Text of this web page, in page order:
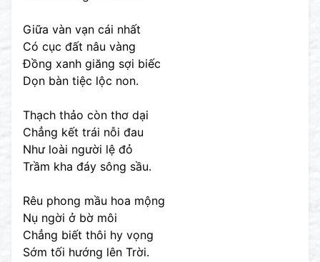
Giữa vàn vạn cái nhất
Có cục đất nâu vàng
Đồng xanh giăng sợi biếc
Dọn bàn tiệc lộc non.
Thạch thảo còn thơ dại
Chẳng kết trái nỗi đau
Như loài người lệ đỏ
Trầm kha đáy sông sầu.
Rêu phong mầu hoa mộng
Nụ ngời ở bờ môi
Chẳng biết thôi hy vọng
Sớm tối hướng lên Trời.